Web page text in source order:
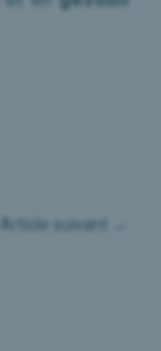
Article suivant